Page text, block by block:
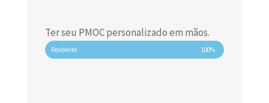
Ter seu PMOC personalizado em mãos.
Pendente 100%